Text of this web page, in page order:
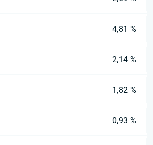
4,81 %
2,14 %
1,82 %
0,93 %